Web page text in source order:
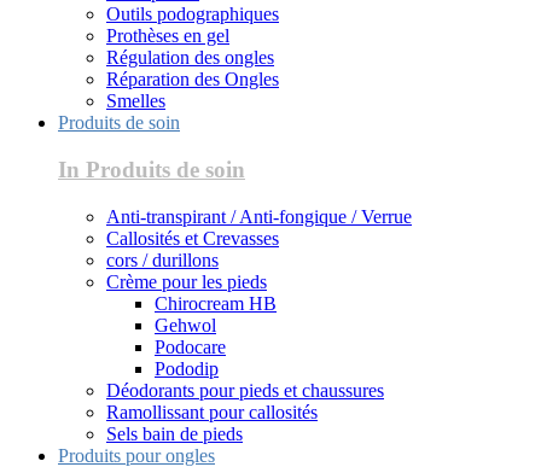
Outils podographiques
Prothèses en gel
Régulation des ongles
Réparation des Ongles
Smelles
Produits de soin
In Produits de soin
Anti-transpirant / Anti-fongique / Verrue
Callosités et Crevasses
cors / durillons
Crème pour les pieds
Chirocream HB
Gehwol
Podocare
Pododip
Déodorants pour pieds et chaussures
Ramollissant pour callosités
Sels bain de pieds
Produits pour ongles